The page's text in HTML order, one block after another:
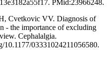
PMid:23966248.
Cvetkovic VV. Diagnosis of
- the importance of excluding
Cephalalgia.
10.1177/03331024211056580.